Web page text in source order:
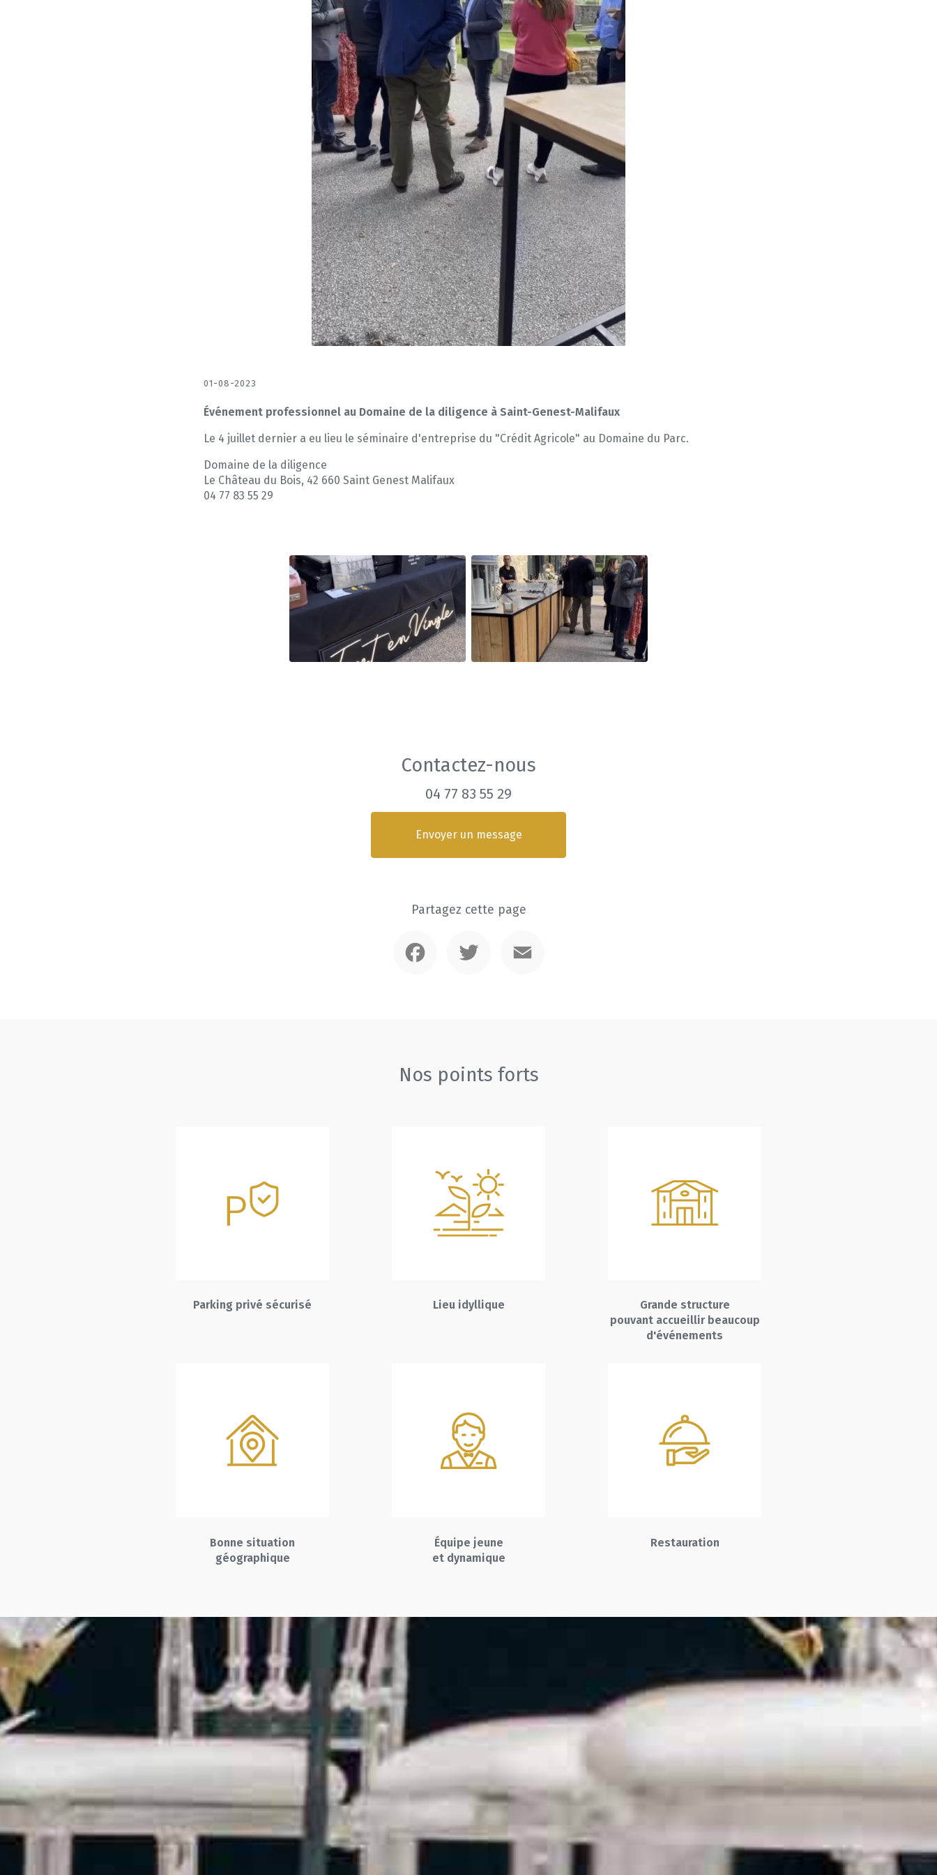
01-08-2023
Événement professionnel au Domaine de la diligence à Saint-Genest-Malifaux
Le 4 juillet dernier a eu lieu le séminaire d'entreprise du "Crédit Agricole" au Domaine du Parc.
Domaine de la diligence
Le Château du Bois, 42 660 Saint Genest Malifaux
04 77 83 55 29
Contactez-nous
04 77 83 55 29
Envoyer un message
Partagez cette page
Nos points forts
Parking privé sécurisé Lieu idyllique
Grande structure
pouvant accueillir beaucoup
d'événements
Bonne situation
géographique
Équipe jeune
et dynamique
Restauration